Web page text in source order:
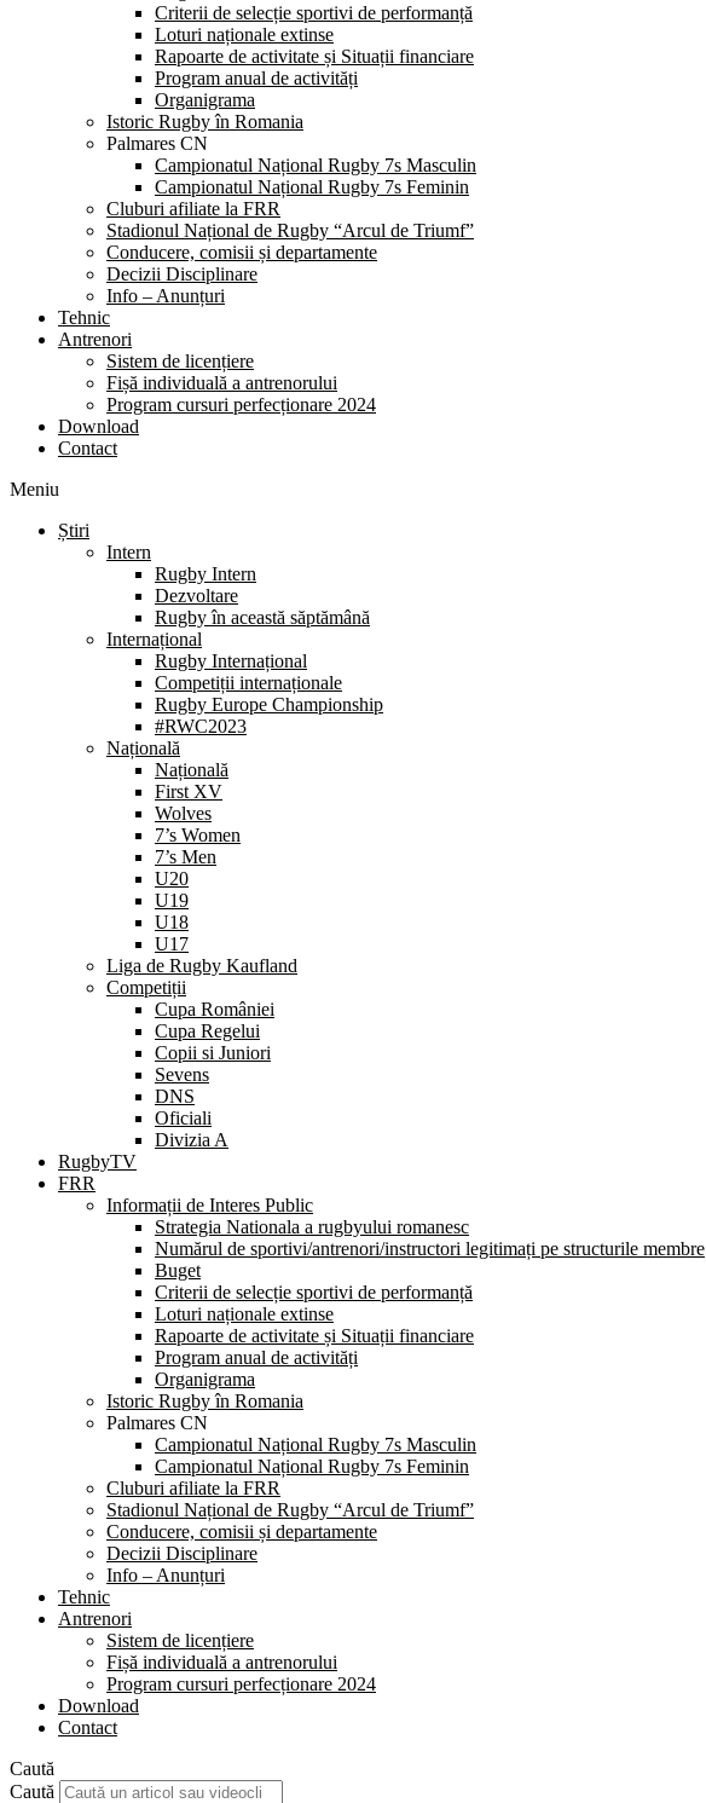
Criterii de selecție sportivi de performanță
Loturi naționale extinse
Rapoarte de activitate și Situații financiare
Program anual de activități
Organigrama
Istoric Rugby în Romania
Palmares CN
Campionatul Național Rugby 7s Masculin
Campionatul Național Rugby 7s Feminin
Cluburi afiliate la FRR
Stadionul Național de Rugby “Arcul de Triumf”
Conducere, comisii și departamente
Decizii Disciplinare
Info – Anunțuri
Tehnic
Antrenori
Sistem de licențiere
Fișă individuală a antrenorului
Program cursuri perfecționare 2024
Download
Contact
Meniu
Știri
Intern
Rugby Intern
Dezvoltare
Rugby în această săptămână
Internațional
Rugby Internațional
Competiții internaționale
Rugby Europe Championship
#RWC2023
Națională
Națională
First XV
Wolves
7’s Women
7’s Men
U20
U19
U18
U17
Liga de Rugby Kaufland
Competiții
Cupa României
Cupa Regelui
Copii si Juniori
Sevens
DNS
Oficiali
Divizia A
RugbyTV
FRR
Informații de Interes Public
Strategia Nationala a rugbyului romanesc
Numărul de sportivi/antrenori/instructori legitimați pe structurile membre
Buget
Criterii de selecție sportivi de performanță
Loturi naționale extinse
Rapoarte de activitate și Situații financiare
Program anual de activități
Organigrama
Istoric Rugby în Romania
Palmares CN
Campionatul Național Rugby 7s Masculin
Campionatul Național Rugby 7s Feminin
Cluburi afiliate la FRR
Stadionul Național de Rugby “Arcul de Triumf”
Conducere, comisii și departamente
Decizii Disciplinare
Info – Anunțuri
Tehnic
Antrenori
Sistem de licențiere
Fișă individuală a antrenorului
Program cursuri perfecționare 2024
Download
Contact
Caută
Caută